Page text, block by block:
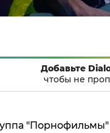
Добавьте
чтобы не